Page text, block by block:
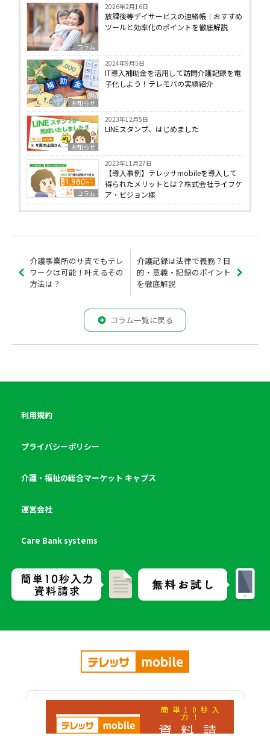
簡単10秒入
力！
資料請
コラム
2026年2月16日
放課後等デイサービスの連絡帳｜おすすめ
ツールと効率化のポイントを徹底解説
お知らせ
2024年9月5日
IT導入補助金を活用して訪問介護記録を電
子化しよう！テレモバの実績紹介
お知らせ
2023年12月5日
LINEスタンプ、はじめました
コラム
2023年11月27日
【導入事例】テレッサmobileを導入して
得られたメリットとは？株式会社ライフケ
ア・ビジョン様
介護事業所のサ責でもテレ
ワークは可能！叶えるその
方法は？
介護記録は法律で義務？目
的・意義・記録のポイント
を徹底解説
コラム一覧に戻る
利用規約
プライバシーポリシー
介護・福祉の総合マーケット キャプス
運営会社
Care Bank systems